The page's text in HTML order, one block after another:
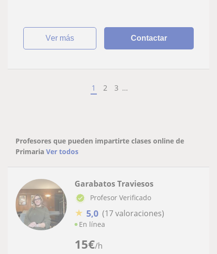
ver más Contactar
1 2 3 ...
Profesores que pueden impartirte clases online de
Primaria Ver todos
15€/h
Garabatos Traviesos
Profesor Verificado
★ 5,0 (17 valoraciones)
En línea